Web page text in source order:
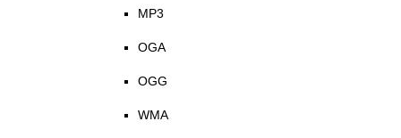
MP3
OGA
OGG
WMA